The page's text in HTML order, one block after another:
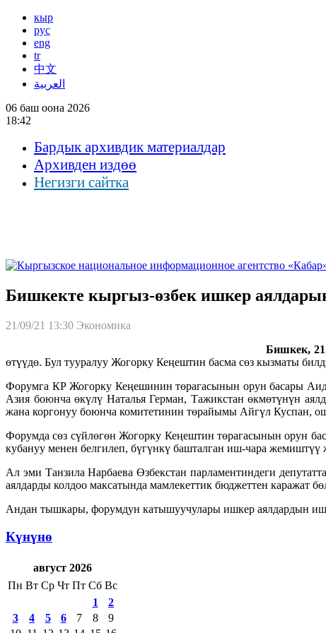
кыр
рус
eng
tr
中文
العربية
06 баш оона 2026
18:42
Бардык архивдик материалдар
Архивден издөө
Негизги сайтка
Бишкекте кыргыз-өзбек ишкер
21/09/21 13:30 Экономика
Бишкек,
өтүүдө. Бул тууралуу Жогорку Кеңештин басма сөз кызматы
Форумга КР Жогорку Кеңешинин төрагасынын орун басары
Азия боюнча өкүлү Наталья Герман, Тажикстан өкмөтүнүн
жана коргонуу боюнча комитетинин төрайымы Айгүл Куспан,
Форумда сөз сүйлөгөн Жогорку Кеңештин төрагасынын орун
кубануу менен белгилеп, бүгүнкү башталган иш-чара
Ал эми Танзила Нарбаева Өзбекстан парламентиндеги
аялдарды колдоо максатында мамлекеттик бюджеттен каражат
Андан тышкары, форумдун катышуучулары ишкер аялдардын
Күнүнө
август 2026
Пн Вт Ср Чт Пт Сб Вс
1
2
3
4 5 6 7 8
9